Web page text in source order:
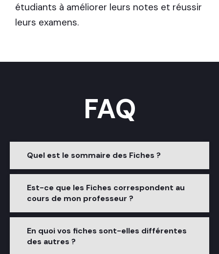
étudiants à améliorer leurs notes et réussir
leurs examens.
FAQ
Quel est le sommaire des Fiches ?
Est-ce que les Fiches correspondent au
cours de mon professeur ?
En quoi vos fiches sont-elles différentes
des autres ?